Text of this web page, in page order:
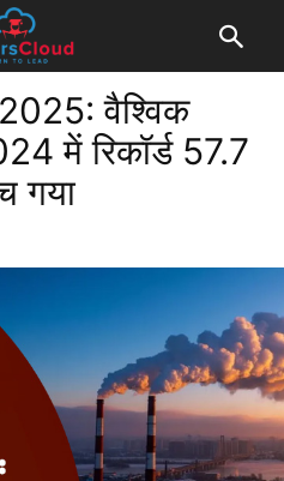
वैश्विक
में रिकॉर्ड 57.7
गया